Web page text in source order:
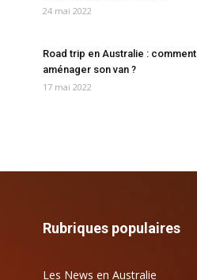
24 mai 2022
Road trip en Australie : comment
aménager son van ?
17 mai 2022
Rubriques populaires
Les News en Australie